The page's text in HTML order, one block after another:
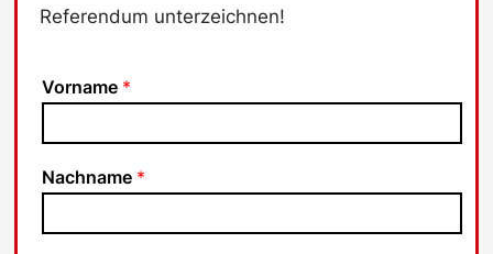
Referendum unterzeichnen!
Vorname *
Nachname *